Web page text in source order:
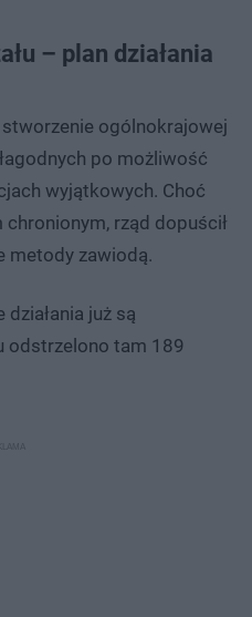
– plan działania
ogólnokrajowej
po możliwość
wyjątkowych. Choć
rząd dopuścił
metody zawiodą.
już są
odstrzelono tam 189